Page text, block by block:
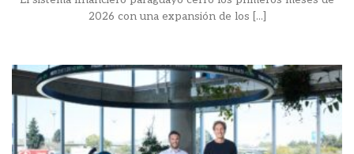
2026 con una expansión de los [...]